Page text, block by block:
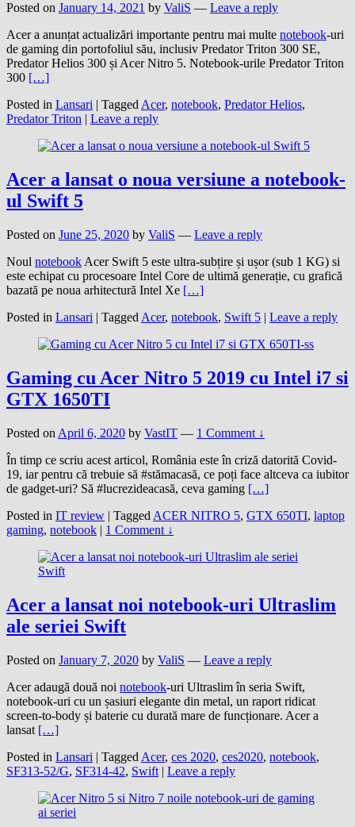
Posted on January 14, 2021 by ValiS — Leave a reply
Acer a anunțat actualizări importante pentru mai multe notebook-uri
de gaming din portofoliul său, inclusiv Predator Triton 300 SE,
Predator Helios 300 și Acer Nitro 5. Notebook-urile Predator Triton
300 […]
Posted in Lansari | Tagged Acer, notebook, Predator Helios,
Predator Triton | Leave a reply
Acer a lansat o noua versiune a notebook-
ul Swift 5
Posted on June 25, 2020 by ValiS — Leave a reply
Noul notebook Acer Swift 5 este ultra-subțire și ușor (sub 1 KG) si
este echipat cu procesoare Intel Core de ultimă generație, cu grafică
bazată pe noua arhitectură Intel Xe […]
Posted in Lansari | Tagged Acer, notebook, Swift 5 | Leave a reply
Gaming cu Acer Nitro 5 2019 cu Intel i7 si
GTX 1650TI
Posted on April 6, 2020 by VastIT — 1 Comment ↓
În timp ce scriu acest articol, România este în criză datorită Covid-
19, iar pentru că trebuie să #stămacasă, ce poți face altceva ca iubitor
de gadget-uri? Să #lucrezideacasă, ceva gaming […]
Posted in IT review | Tagged ACER NITRO 5, GTX 650TI, laptop
gaming, notebook | 1 Comment ↓
Acer a lansat noi notebook-uri Ultraslim
ale seriei Swift
Posted on January 7, 2020 by ValiS — Leave a reply
Acer adaugă două noi notebook-uri Ultraslim în seria Swift,
notebook-uri cu un șasiuri elegante din metal, un raport ridicat
screen-to-body și baterie cu durată mare de funcționare. Acer a
lansat […]
Posted in Lansari | Tagged Acer, ces 2020, ces2020, notebook,
SF313-52/G, SF314-42, Swift | Leave a reply